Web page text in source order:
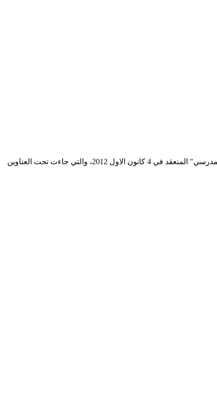
يتناول الاصدار شرحاً وافياً لمضامين المداخلات التي تقدم بها الخبراء التربويون المشاركون في مؤتمر "التجديد التربوي: تجارب في التطوير المدرسي" المنعقد في 4 كانون الاول 2012، والتي جاءت تحت العناوين